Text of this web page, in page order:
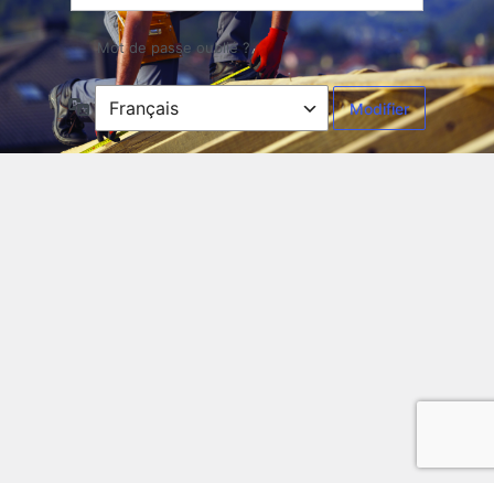
Mot de passe oublié ?
Langue